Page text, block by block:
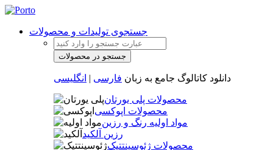
جستجوی تولیدات و محصولات
دانلود کاتالوگ جامع به زبان فارسی | انگلیسی
محصولات پلی یورتان
محصولات اپوکسی
مواد اولیه رنگ و رزین
رزین آلکید
محصولات ژئوسینتتیک